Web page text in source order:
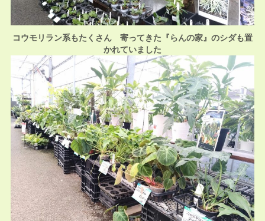
コウモリラン系もたくさん 寄ってきた『らんの家』のシダも置
かれていました